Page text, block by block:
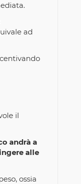
ad
il
andrà a
alle
ossia